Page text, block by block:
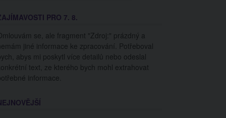
PRO 7. 8.
se, ale fragment "Zdroj:" prázdný a
jiné informace ke zpracování. Potřeboval
abys mi poskytl více detailů nebo odeslal
text, ze kterého bych mohl extrahovat
informace.